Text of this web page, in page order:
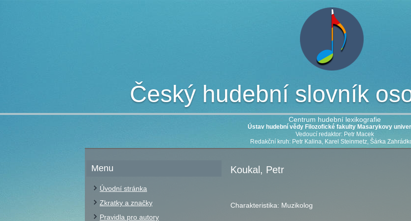
Český hudební slovník
Centrum hudební lexikografie
Ústav hudební vědy Filozofické fakulty Masarykovy
Vedoucí redaktor: Petr Macek
Redakční kruh: Petr Kalina, Karel Steinmetz, Šárka
Menu
Úvodní stránka
Zkratky a značky
Pravidla pro autory
Koukal, Petr
Charakteristika: Muzikolog